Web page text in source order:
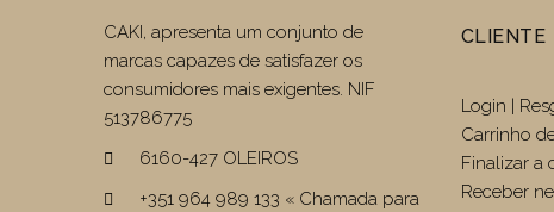
CAKI, apresenta um conjunto de
marcas capazes de satisfazer os
consumidores mais exigentes. NIF
513786775
6160-427 OLEIROS
+351 964 989 133 « Chamada para
CLIENTE
Login |
Carrinho
Finalizar a
Receber